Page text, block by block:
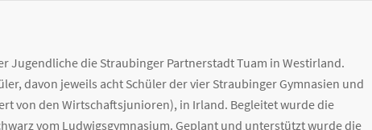
Jugendliche die Straubinger Partnerstadt Tuam in Westirland.
davon jeweils acht Schüler der vier Straubinger Gymnasien und
von den Wirtschaftsjunioren), in Irland. Begleitet wurde die
vom Ludwigsgymnasium. Geplant und unterstützt wurde die